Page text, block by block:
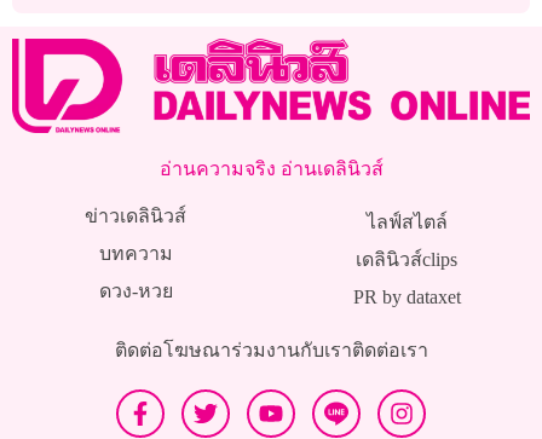
อ่านความจริง อ่านเดลินิวส์
ข่าวเดลินิวส์
บทความ
ดวง-หวย
ไลฟ์สไตล์
เดลินิวส์clips
PR by dataxet
ติดต่อโฆษณาร่วมงานกับเราติดต่อเรา